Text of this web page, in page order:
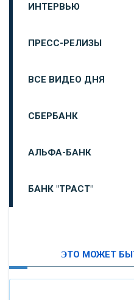
ИНТЕРВЬЮ
ПРЕСС-РЕЛИЗЫ
ВСЕ ВИДЕО ДНЯ
СБЕРБАНК
АЛЬФА-БАНК
БАНК "ТРАСТ"
ЭТО МОЖЕТ